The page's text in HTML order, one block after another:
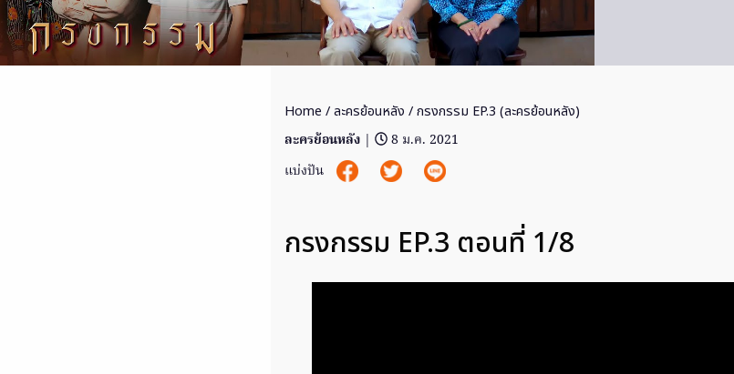
Home /ละครย้อนหลัง / กรงกรรม EP.3 (ละครย้อนหลัง)
ละครย้อนหลัง |
8 ม.ค. 2021
แบ่งปัน
กรงกรรม EP.3 ตอนที่ 1/8